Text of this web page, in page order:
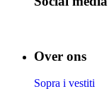
Over ons
Sopra i vestiti